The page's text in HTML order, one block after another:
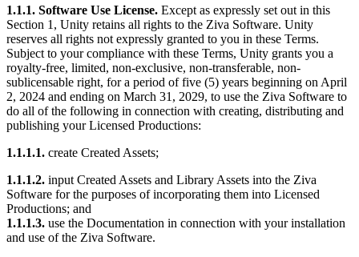
1.1.1. Software Use License. Except as expressly set out in this
Section 1, Unity retains all rights to the Ziva Software. Unity
reserves all rights not expressly granted to you in these Terms.
Subject to your compliance with these Terms, Unity grants you a
royalty-free, limited, non-exclusive, non-transferable, non-
sublicensable right, for a period of five (5) years beginning on April
2, 2024 and ending on March 31, 2029, to use the Ziva Software to
do all of the following in connection with creating, distributing and
publishing your Licensed Productions:
1.1.1.1. create Created Assets;
1.1.1.2. input Created Assets and Library Assets into the Ziva
Software for the purposes of incorporating them into Licensed
Productions; and
1.1.1.3. use the Documentation in connection with your installation
and use of the Ziva Software.